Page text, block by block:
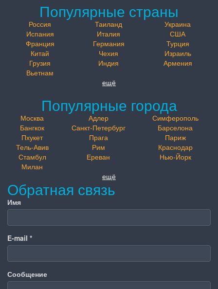
Популярные страны
Россия Таиланд
Украина
Испания
Италия
США
Франция
Германия
Турция
Китай
Чехия
Израиль
Грузия
Индия
Армения
Вьетнам
ещё
Популярные города
Москва Адлер
Симферополь
Бангкок
Санкт-Петербург
Барселона
Пхукет
Прага
Париж
Тель-Авив
Рим
Краснодар
Стамбул
Ереван
Нью-Йорк
Милан
ещё
Обратная связь
Имя
E-mail *
Сообщение